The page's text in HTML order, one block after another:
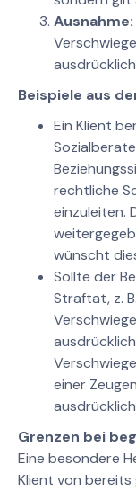
Ausnahme:
Beispiele aus
Ein Klient
rechtliche
einzuleiten.
wünscht
Sollte der
Straftat, z.
einer
Grenzen bei
Eine besondere
Klient von